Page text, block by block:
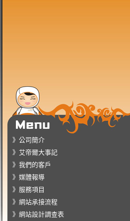
》公司簡介
》艾帝爾大事記
》我們的客戶
》媒體報導
》服務項目
》網站承接流程
》網站設計調查表